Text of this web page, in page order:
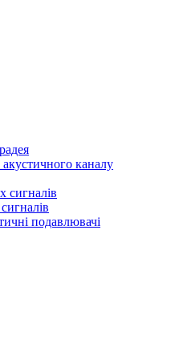
каналу
сигналів
подавлювачі